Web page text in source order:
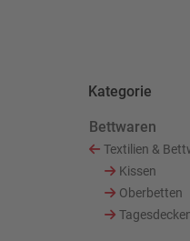
Kategorie
Bettwaren
Ausgewählt
Textilien &
Kissen
Sortieren
Oberbetten